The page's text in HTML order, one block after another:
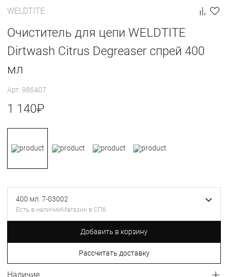
WELDTITE
Очиститель для цепи WELDTITE
Dirtwash Citrus Degreaser спрей 400
мл
Арт: 986407
1 140₽
400 мл. 7-03002
Есть в наличииМагазин в СПб
Добавить в корзину
Рассчитать доставку
Наличие